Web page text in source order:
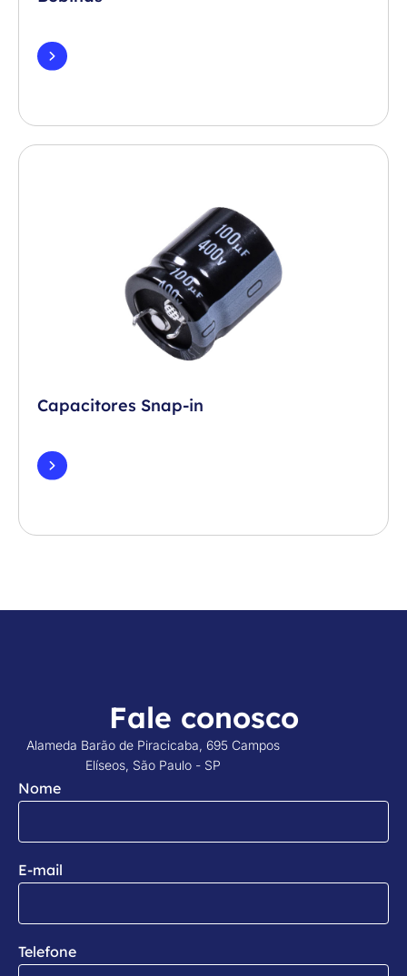
Capacitores Snap-in
Fale conosco
Alameda Barão de Piracicaba, 695 Campos
Elíseos, São Paulo - SP
Nome
E-mail
Telefone